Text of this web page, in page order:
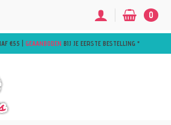
€55 | GEAANBODEN BIJ JE EERSTE BESTELLING *
0